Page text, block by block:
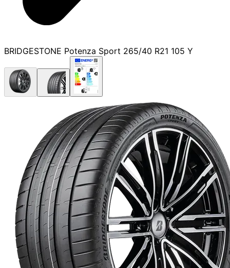
BRIDGESTONE Potenza Sport 265/40 R21 105 Y